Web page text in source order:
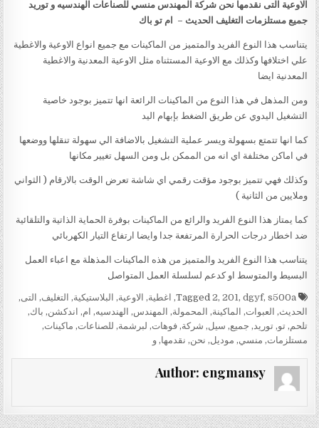
الاوعية التى نقدمها نحن شركة المهندس منسي للصناعات الهندسيه و توريد
جميع مستلزمات التغليف الحديث – ام تو باك
يتناسب هذا النوع الفريد والمتميز من الماكينات مع جميع انواع الاوعية والاغطية
علي اختلافها وكذلك مع الاوعية المستثناه مثل الاوعية المعدنية والاغطية
المعدنية ايضا
ومن المذهل في هذا النوع من الماكينات الرائعة انها تتميز بوجود خاصية
التشغيل اليدوي عن طريق الضغط بإبهام اليد
كما انها تتمتع بسهولة ويسر عملية التشغيل بالاضافة الي سهولة تنقلها ووضعها
في اماكن مختلفة اي انه من الممكن بل ومن السهل تغيير مكانها
وكذلك فهي تتميز بوجود مؤقت رقمي اي شاشة تعرض الوقت بالارقام ( الثواني
وملايين من الثانية )
كما يمتاز هذا النوع الفريد والرائع من الماكينات بوفرة الحماية الذاتية والتلقائية
ضد اخطار درجات الحرارة المرتفعة جدا وايضا ارتفاع التيار الكهربائي
يتناسب هذا النوع الفريد والمتميز من هذه الماكينات المذهلة مع اعباء العمل
البسيط والمتوسط او كدعم لسلسلة العمل المتواصل
2, 201 , dgyf, s500a
, اغطية, الاوعية, البلاستيكية, التغليف, التى,
الحديث, العبوات, الماكينة, المحمولة, المهندس, الهندسيه, ام, اندكشن, باك,
تلحم ,تو,توريد , جميع, سيل, شركة,فوهات, لبرشمة, للصناعات, ماكينات,
مستلزمات, منسي, موديل, نحن, نقدمها ,و
Author: engmansy